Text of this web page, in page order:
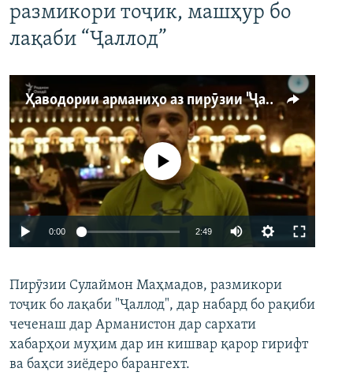
размикори тоҷик, машҳур бо
лақаби “Ҷаллод”
Ҳаводории арманиҳо аз пирӯзии "Ҷаллод"-и тоҷик
Auto 240p 360p 480p
720p 1080p
Феълан кор намекунад
0:00 2:49
360p
480p
Пирӯзии Сулаймон Маҳмадов, размикори
тоҷик бо лақаби "Ҷаллод", дар набард бо рақиби
чеченаш дар Арманистон дар сархати
хабарҳои муҳим дар ин кишвар қарор гирифт
ва баҳси зиёдеро барангехт.